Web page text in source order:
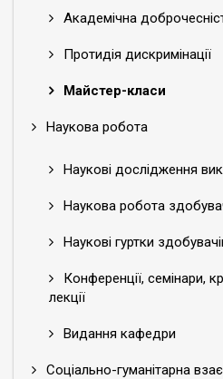
Академічна
Протидія дискримінації
Майстер-класи
Наукова робота
Наукові дослідження
Наукова робота
Наукові гуртки
Конференції, семінари,
лекції
Видання кафедри
Соціально-гуманітарна